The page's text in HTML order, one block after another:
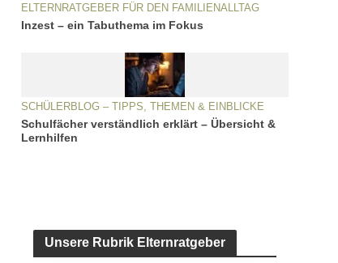
ELTERNRATGEBER FÜR DEN FAMILIENALLTAG
Inzest – ein Tabuthema im Fokus
SCHÜLERBLOG – TIPPS, THEMEN & EINBLICKE
Schulfächer verständlich erklärt – Übersicht &
Lernhilfen
Unsere Rubrik Elternratgeber